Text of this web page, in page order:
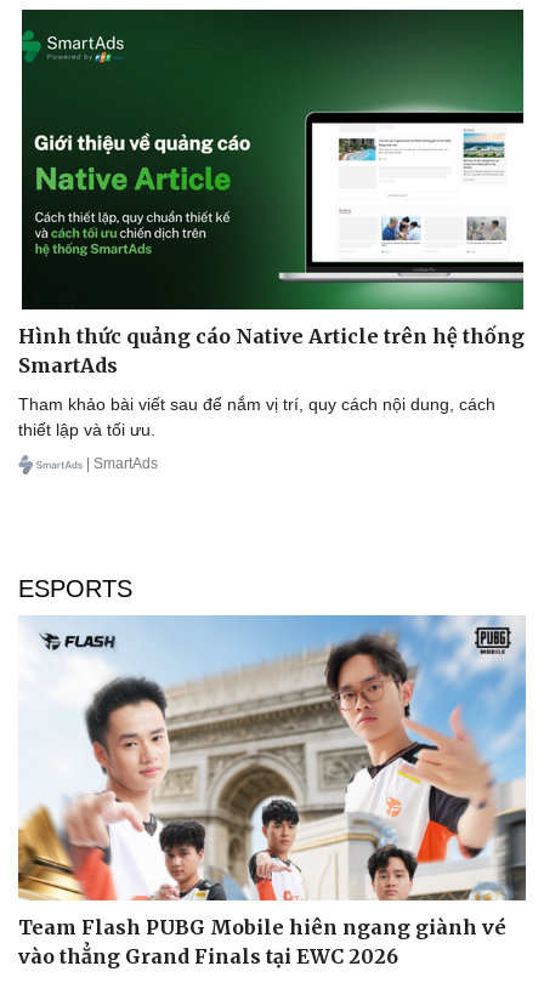
Hình thức quảng cáo Native Article trên hệ thống
SmartAds
Tham khảo bài viết sau để nắm vị trí, quy cách nội dung, cách
thiết lập và tối ưu.
| SmartAds
ESPORTS
Team Flash PUBG Mobile hiên ngang giành vé
vào thẳng Grand Finals tại EWC 2026